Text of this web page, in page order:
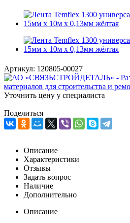
Артикул: 120805-00027
Уточнить цену у специалиста
Поделиться
Описание
Характеристики
Отзывы
Задать вопрос
Наличие
Дополнительно
Описание